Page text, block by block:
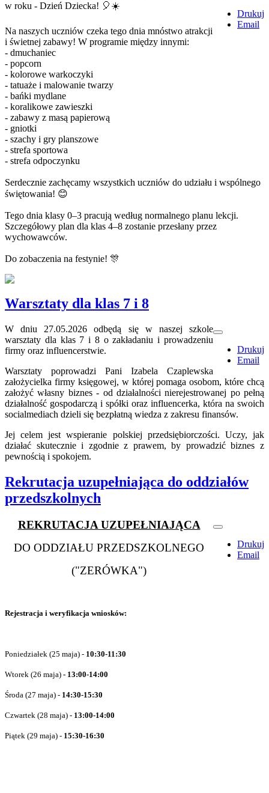
Drukuj
Email
w roku - Dzień Dziecka! 🎈 ☀️
Na naszych uczniów czeka tego dnia mnóstwo atrakcji
i świetnej zabawy! W programie między innymi:
- dmuchaniec
- popcorn
- kolorowe warkoczyki
- tatuaże i malowanie twarzy
- bańki mydlane
- koralikowe zawieszki
- zabawy z masą papierową
- gniotki
- szachy i gry planszowe
- strefa sportowa
- strefa odpoczynku
Serdecznie zachęcamy wszystkich uczniów do udziału i wspólnego
świętowania! 😊
Tego dnia klasy 0–3 pracują według normalnego planu lekcji.
Szczegółowy plan dla klas 4–8 zostanie przesłany przez
wychowawców.
Do zobaczenia na festynie! 🎊
Warsztaty dla klas 7 i 8
Drukuj
Email
W dniu 27.05.2026 odbędą się w naszej szkole
warsztaty dla klas 7 i 8 o zakładaniu i prowadzeniu
firmy oraz influencerstwie.
Warsztaty poprowadzi Pani Izabela Czaplewska
założycielka firmy księgowej, w której pomaga osobom, które chcą
założyć własny biznes - od działalności nierejestrowanej po pełną
działalność gospodarczą i spółki oraz influencerka, która na swoich
socialmediach dzieli się bezpłatną wiedza z zakresu finansów.
Jej celem jest wspieranie polskiej przedsiębiorczości. Uczy, jak
działać skutecznie i zgodnie z prawem, by prowadzić biznes z
pewnością i spokojem.
Rekrutacja uzupełniająca do oddziałów
przedszkolnych
Drukuj
Email
REKRUTACJA UZUPEŁNIAJĄCA
DO ODDZIAŁU PRZEDSZKOLNEGO
("ZERÓWKA")
Rejestracja i weryfikacja wniosków:
Poniedziałek (25 maja) - 10:30-11:30
Wtorek (26 maja) - 13:00-14:00
Środa (27 maja) - 14:30-15:30
Czwartek (28 maja) - 13:00-14:00
Piątek (29 maja) - 15:30-16:30